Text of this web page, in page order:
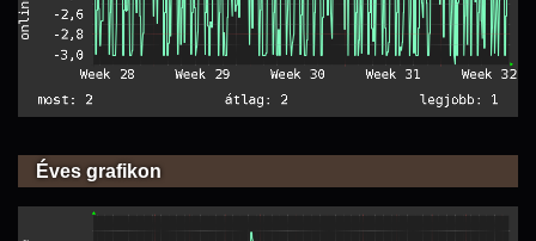
Éves grafikon